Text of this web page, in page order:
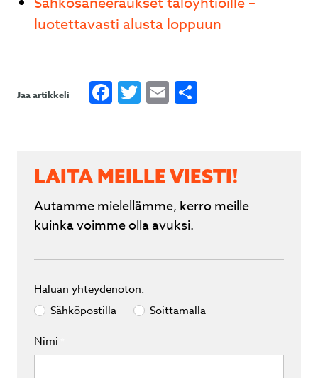
luotettavasti alusta loppuun
Jaa artikkeli Facebook
Twitter
Email
LAITA MEILLE VIESTI!
Autamme mielellämme, kerro meille
kuinka voimme olla avuksi.
Haluan yhteydenoton:
Sähköpostilla
Soittamalla
Nimi